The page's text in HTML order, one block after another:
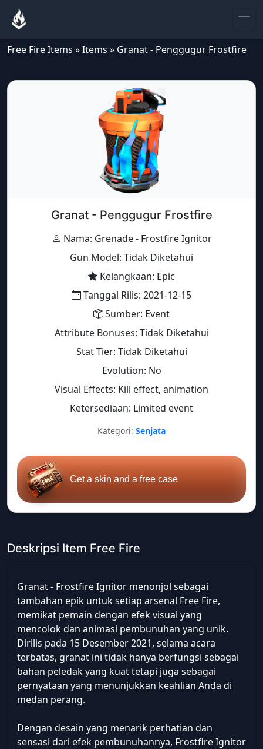
Free Fire Items »Items » Granat - Penggugur Frostfire
Granat - Penggugur Frostfire
Nama: Grenade - Frostfire Ignitor
Gun Model: Tidak Diketahui
Kelangkaan: Epic
Tanggal Rilis: 2021-12-15
Sumber: Event
Attribute Bonuses: Tidak Diketahui
Stat Tier: Tidak Diketahui
Evolution: No
Visual Effects: Kill effect, animation
Ketersediaan: Limited event
Kategori: Senjata
Get a skin and a free case
Deskripsi Item Free Fire
Granat - Frostfire Ignitor menonjol sebagai
tambahan epik untuk setiap arsenal Free Fire,
memikat pemain dengan efek visual yang
mencolok dan animasi pembunuhan yang unik.
Dirilis pada 15 Desember 2021, selama acara
terbatas, granat ini tidak hanya berfungsi sebagai
bahan peledak yang kuat tetapi juga sebagai
pernyataan yang menunjukkan keahlian Anda di
medan perang.
Dengan desain yang menarik perhatian dan
sensasi dari efek pembunuhannya, Frostfire Ignitor